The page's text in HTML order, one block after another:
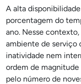
A alta
porcentagem do
ano. Nesse
ambiente de serviço
inatividade nem
ordem de
pelo número de